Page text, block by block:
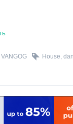
VANGOG House,